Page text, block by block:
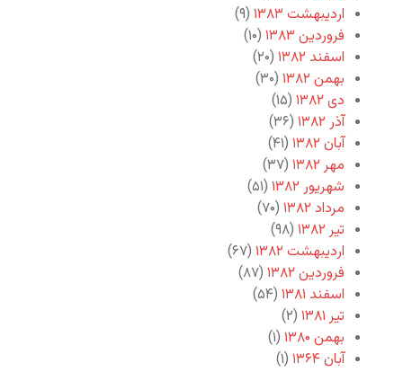
اردیبهشت ۱۳۸۳
(۹)
فروردین ۱۳۸۳
(۱۰)
اسفند ۱۳۸۲
(۲۰)
بهمن ۱۳۸۲
(۳۰)
دی ۱۳۸۲
(۱۵)
آذر ۱۳۸۲
(۳۶)
آبان ۱۳۸۲
(۴۱)
مهر ۱۳۸۲
(۳۷)
شهریور ۱۳۸۲
(۵۱)
مرداد ۱۳۸۲
(۷۰)
تیر ۱۳۸۲
(۹۸)
اردیبهشت ۱۳۸۲
(۶۷)
فروردین ۱۳۸۲
(۸۷)
اسفند ۱۳۸۱
(۵۴)
تیر ۱۳۸۱
(۲)
بهمن ۱۳۸۰
(۱)
آبان ۱۳۶۴
(۱)